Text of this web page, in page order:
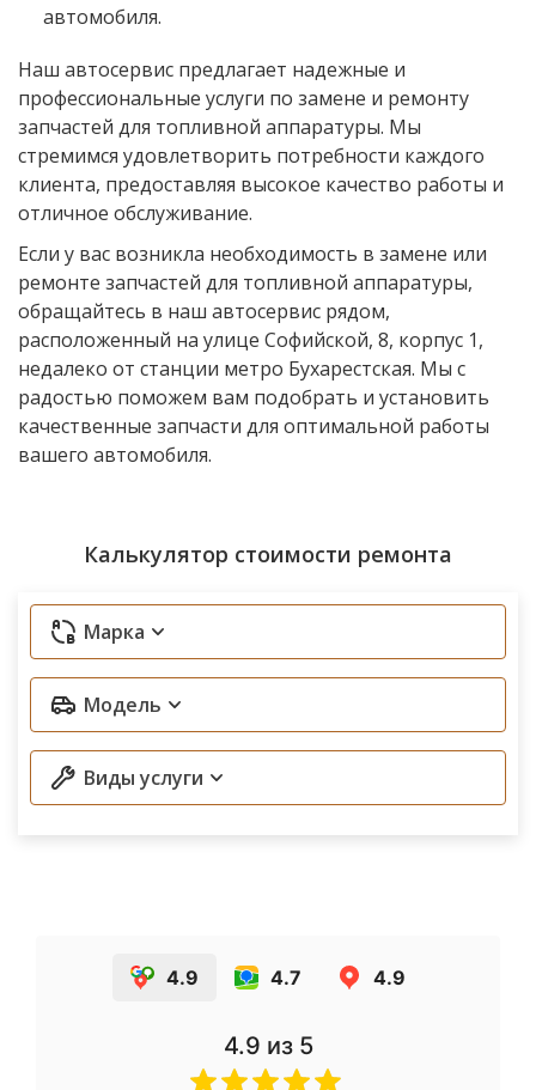
автомобиля.
Наш автосервис предлагает надежные и
профессиональные услуги по замене и ремонту
запчастей для топливной аппаратуры. Мы
стремимся удовлетворить потребности каждого
клиента, предоставляя высокое качество работы и
отличное обслуживание.
Если у вас возникла необходимость в замене или
ремонте запчастей для топливной аппаратуры,
обращайтесь в наш автосервис рядом,
расположенный на улице Софийской, 8, корпус 1,
недалеко от станции метро Бухарестская. Мы с
радостью поможем вам подобрать и установить
качественные запчасти для оптимальной работы
вашего автомобиля.
Калькулятор стоимости ремонта
Марка
Модель
Виды услуги
4.9 4.7 4.9
4.9 из 5